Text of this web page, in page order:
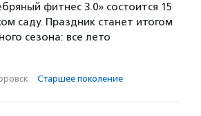
фитнес 3.0» состоится 15
саду. Праздник станет итогом
сезона: все лето
· Старшее поколение